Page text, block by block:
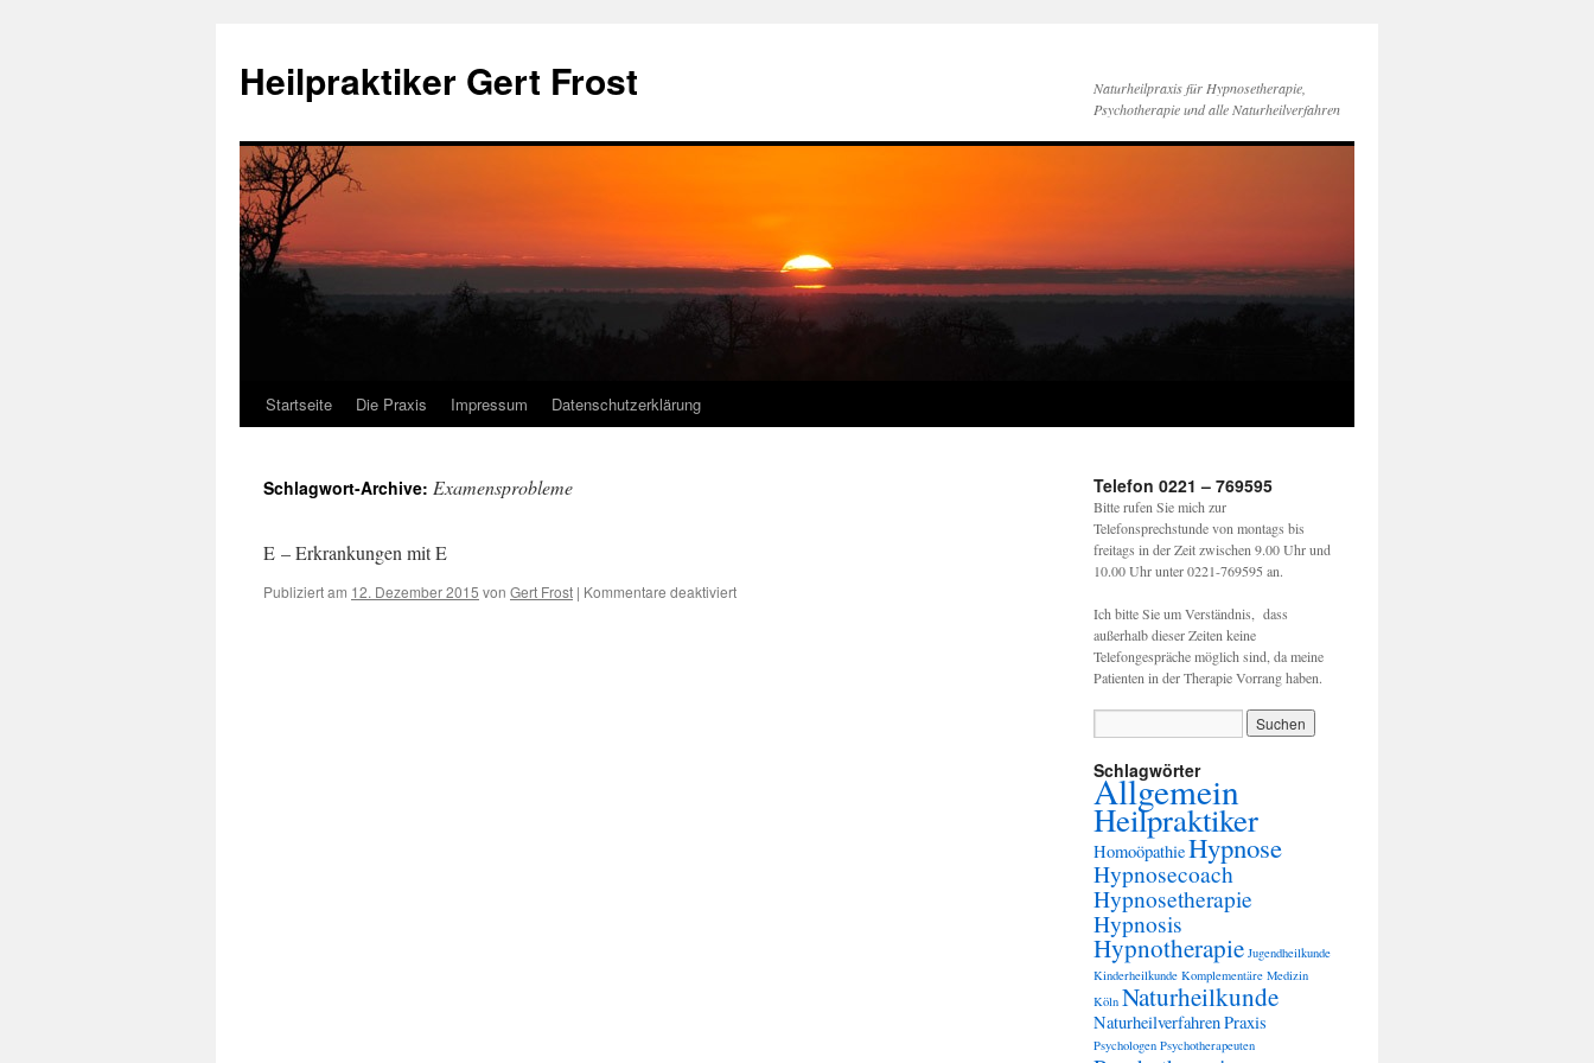
Heilpraktiker Gert Frost
Naturheilpraxis für Hypnosetherapie,
Psychotherapie und alle Naturheilverfahren
Zum
springen
Startseite Die Praxis Impressum Datenschutzerklärung
Schlagwort-Archive: Examensprobleme
E – Erkrankungen mit E
Publiziert am 12. Dezember 2015 von Gert Frost | Kommentare deaktiviertfür
Telefon 0221 – 769595
Bitte rufen Sie mich zur
Telefonsprechstunde von montags bis
freitags in der Zeit zwischen 9.00 Uhr und
10.00 Uhr unter 0221-769595 an.
Ich bitte Sie um Verständnis, dass
außerhalb dieser Zeiten keine
Telefongespräche möglich sind, da meine
Patienten in der Therapie Vorrang haben.
Schlagwörter
Allgemein
Heilpraktiker
HomoöpathieHypnose
Hypnosecoach
Hypnosetherapie
Hypnosis
Hypnotherapie Jugendheilkunde
Kinderheilkunde Komplementäre Medizin
Köln Naturheilkunde
NaturheilverfahrenPraxis
Psychologen Psychotherapeuten